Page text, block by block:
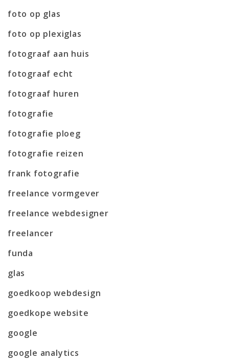
foto op glas
foto op plexiglas
fotograaf aan huis
fotograaf echt
fotograaf huren
fotografie
fotografie ploeg
fotografie reizen
frank fotografie
freelance vormgever
freelance webdesigner
freelancer
funda
glas
goedkoop webdesign
goedkope website
google
google analytics